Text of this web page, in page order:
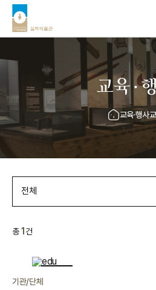
교육·
교육·행사
전체
총 1건
기관/단체